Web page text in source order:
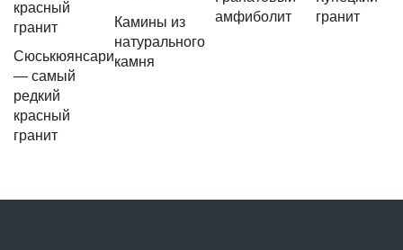
Сюськюянсари
— самый
редкий
красный
гранит
Камины из
натурального
камня
амфиболит
гранит